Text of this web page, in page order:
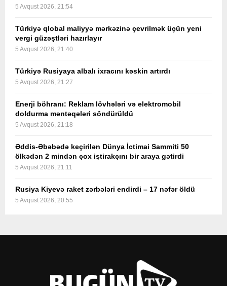
5 Avqust 2026, 21:54
Türkiyə qlobal maliyyə mərkəzinə çevrilmək üçün yeni
vergi güzəştləri hazırlayır
5 Avqust 2026, 21:40
Türkiyə Rusiyaya albalı ixracını kəskin artırdı
5 Avqust 2026, 21:27
Enerji böhranı: Reklam lövhələri və elektromobil
doldurma məntəqələri söndürüldü
5 Avqust 2026, 21:18
Əddis-Əbəbədə keçirilən Dünya İctimai Sammiti 50
ölkədən 2 mindən çox iştirakçını bir araya gətirdi
5 Avqust 2026, 21:11
Rusiya Kiyevə raket zərbələri endirdi – 17 nəfər öldü
5 Avqust 2026, 20:55